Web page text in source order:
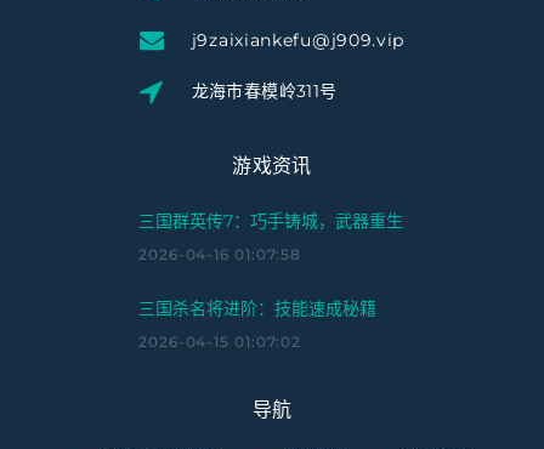
j9zaixiankefu@j909.vip
龙海市春模岭311号
游戏资讯
三国群英传7：巧手铸城，武器重生
2026-04-16 01:07:58
三国杀名将进阶：技能速成秘籍
2026-04-15 01:07:02
导航